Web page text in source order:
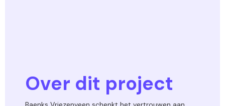
Over dit project